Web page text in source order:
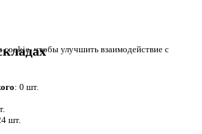
чтобы улучшить взаимодействие с
: 0 шт.
шт.